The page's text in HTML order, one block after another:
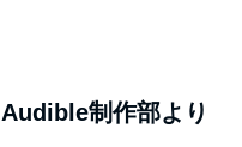
Audible制作部より